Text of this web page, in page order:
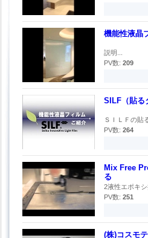
機能性液晶
説明...
PV数: 209
SILF（貼
ＳＩＬＦの貼
PV数: 264
Mix Free
る
2液性エポキ
PV数: 251
(株)コスモ